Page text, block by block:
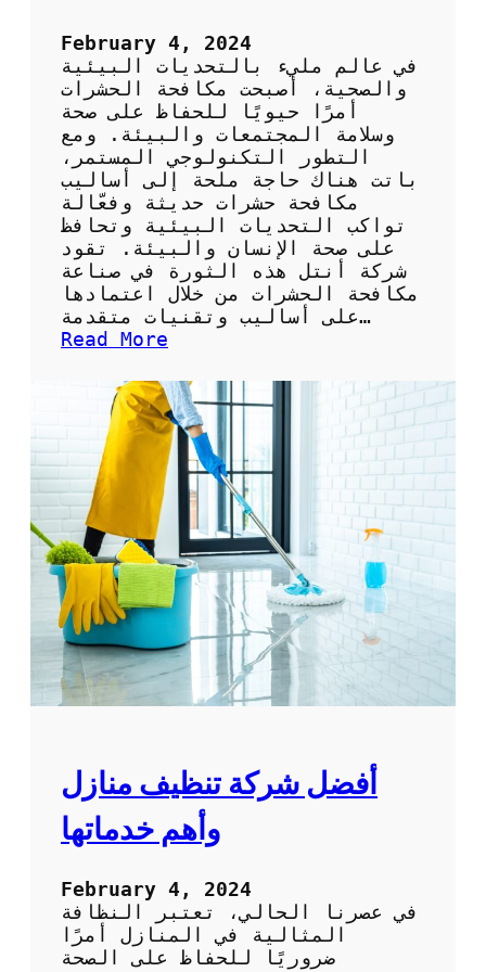
ا
ت
ي
ك
ب
ر
خ
ص
ل
أ
س
ع
ر
February 4, 2024
في عالم مليء بالتحديات البيئية
والصحية، أصبحت مكافحة الحشرات
أمرًا حيويًا للحفاظ على صحة
وسلامة المجتمعات والبيئة. ومع
التطور التكنولوجي المستمر،
باتت هناك حاجة ملحة إلى أساليب
مكافحة حشرات حديثة وفعّالة
تواكب التحديات البيئية وتحافظ
على صحة الإنسان والبيئة. تقود
شركة أنتل هذه الثورة في صناعة
مكافحة الحشرات من خلال اعتمادها
على أساليب وتقنيات متقدمة…
Read More
د
م
ا
ت
م
ك
ا
ف
ح
ة
ا
ح
ش
ر
ل
ن
ل
ي
ة
أفضل شركة تنظيف منازل
وأهم خدماتها
February 4, 2024
في عصرنا الحالي، تعتبر النظافة
المثالية في المنازل أمرًا
ضروريًا للحفاظ على الصحة